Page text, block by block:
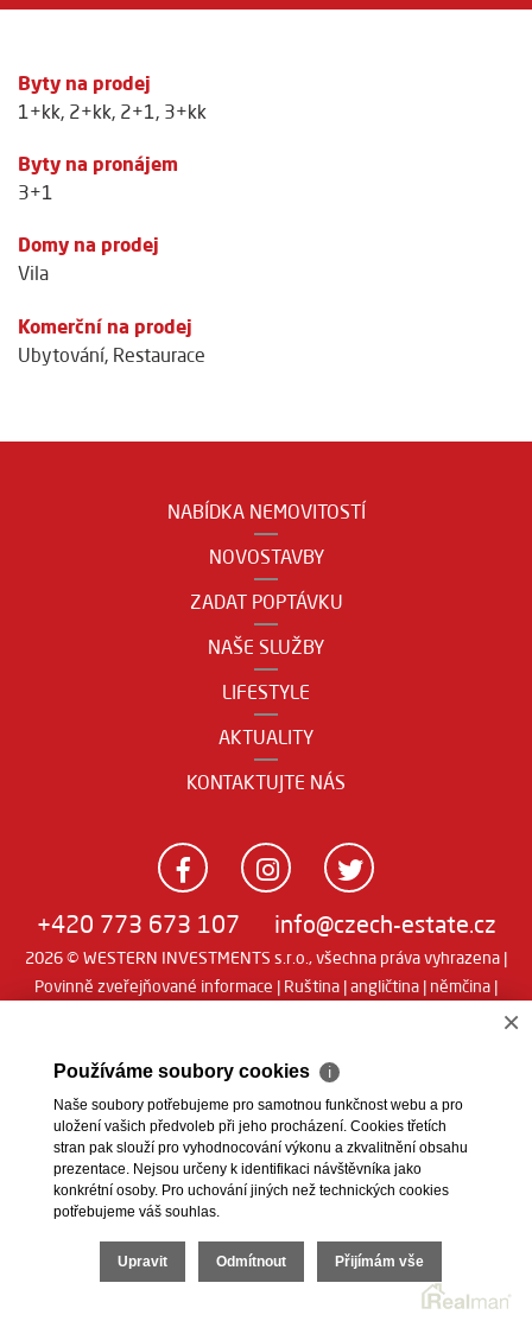
Byty na prodej
1+kk, 2+kk, 2+1, 3+kk
Byty na pronájem
3+1
Domy na prodej
Vila
Komerční na prodej
Ubytování, Restaurace
NABÍDKA NEMOVITOSTÍ
NOVOSTAVBY
ZADAT POPTÁVKU
NAŠE SLUŽBY
LIFESTYLE
AKTUALITY
KONTAKTUJTE NÁS
+420 773 673 107 info@czech-estate.cz
2026 © WESTERN INVESTMENTS s.r.o., všechna práva vyhrazena |
Povinně zveřejňované informace | Ruština |angličtina | němčina |
×
Používáme soubory cookies ℹ
Naše soubory potřebujeme pro samotnou funkčnost webu a pro
uložení vašich předvoleb při jeho procházení. Cookies třetích
stran pak slouží pro vyhodnocování výkonu a zkvalitnění obsahu
prezentace. Nejsou určeny k identifikaci návštěvníka jako
konkrétní osoby. Pro uchování jiných než technických cookies
potřebujeme váš souhlas.
Upravit Odmítnout Přijímám vše